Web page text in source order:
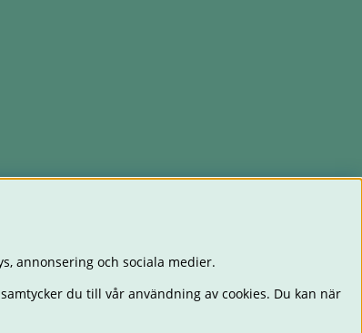
annonsering och sociala medier.
du till vår användning av cookies. Du kan när